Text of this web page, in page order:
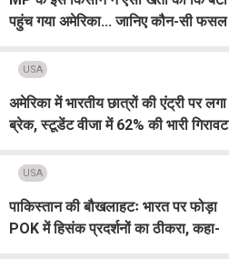
पहुंच गया अमेरिका... जानिए कौन-सी फसल
USA
अमेरिका में भारतीय छात्रों की एंट्री पर लगा
ब्रेक, स्टूडेंट वीजा में 62% की भारी गिरावट
USA
पाकिस्तान की बौखलाहटः भारत पर फोड़ा
POK में हिसंक प्रदर्शनों का ठीकरा, कहा-